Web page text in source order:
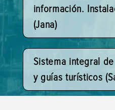
información.
(Jana)
Sistema integral
y guías turísticos